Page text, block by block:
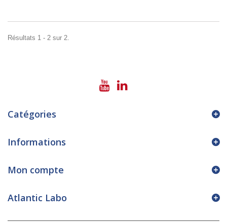
Résultats 1 - 2 sur 2.
Catégories
Informations
Mon compte
Atlantic Labo